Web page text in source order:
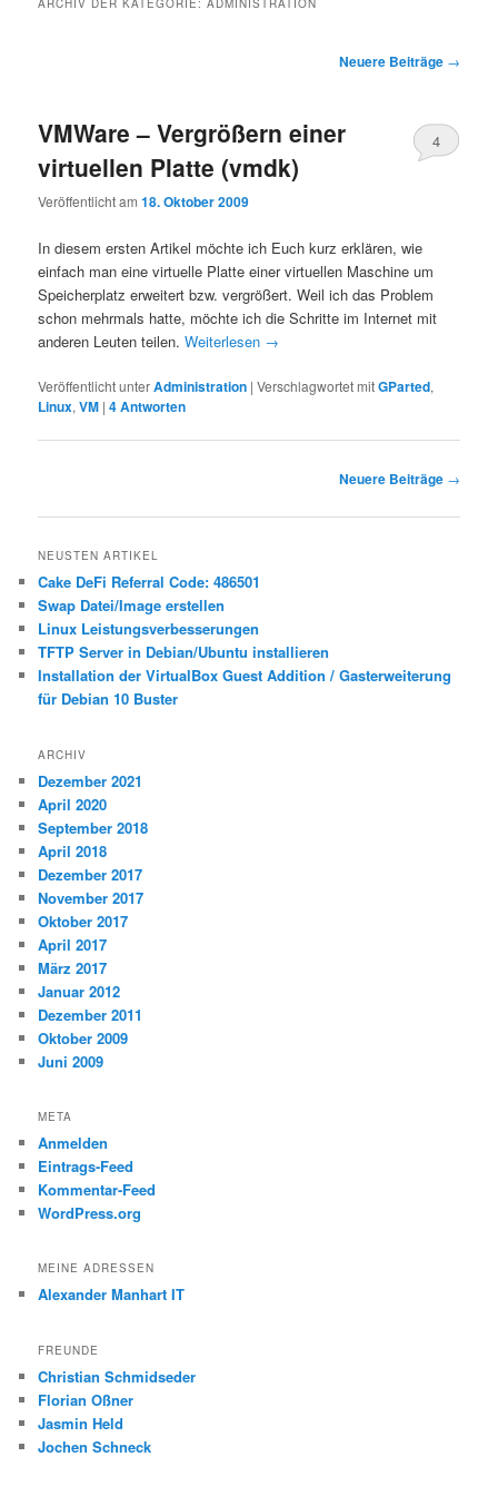
ARCHIV DER KATEGORIE:ADMINISTRATION
Neuere Beiträge →
VMWare – Vergrößern einer
virtuellen Platte (vmdk)
Veröffentlicht am18. Oktober 2009
4
In diesem ersten Artikel möchte ich Euch kurz erklären, wie
einfach man eine virtuelle Platte einer virtuellen Maschine um
Speicherplatz erweitert bzw. vergrößert. Weil ich das Problem
schon mehrmals hatte, möchte ich die Schritte im Internet mit
anderen Leuten teilen.Weiterlesen →
Veröffentlicht unterAdministration |Verschlagwortet mitGParted,
Linux,VM |4Antworten
Neuere Beiträge →
NEUSTEN ARTIKEL
Cake DeFi Referral Code: 486501
Swap Datei/Image erstellen
Linux Leistungsverbesserungen
TFTP Server in Debian/Ubuntu installieren
Installation der VirtualBox Guest Addition / Gasterweiterung
für Debian 10 Buster
ARCHIV
Dezember 2021
April 2020
September 2018
April 2018
Dezember 2017
November 2017
Oktober 2017
April 2017
März 2017
Januar 2012
Dezember 2011
Oktober 2009
Juni 2009
META
Anmelden
Eintrags-Feed
Kommentar-Feed
WordPress.org
MEINE ADRESSEN
Alexander Manhart IT
FREUNDE
Christian Schmidseder
Florian Oßner
Jasmin Held
Jochen Schneck